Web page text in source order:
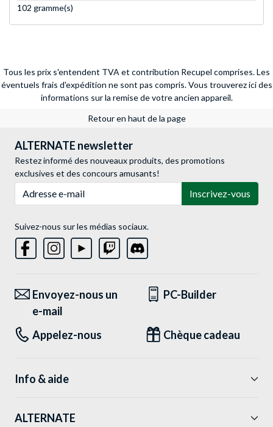
102 gramme(s)
Tous les prix s'entendent TVA et contribution Recupel comprises. Les
éventuels frais d'expédition ne sont pas compris. Vous trouverez ici des
informations sur la remise de votre ancien appareil.
Retour en haut de la page
ALTERNATE newsletter
Restez informé des nouveaux produits, des promotions
exclusives et des concours amusants!
Inscrivez-vous
Suivez-nous sur les médias sociaux.
Envoyez-nous un
e-mail
PC-Builder
Appelez-nous Chèque cadeau
Info & aide
ALTERNATE